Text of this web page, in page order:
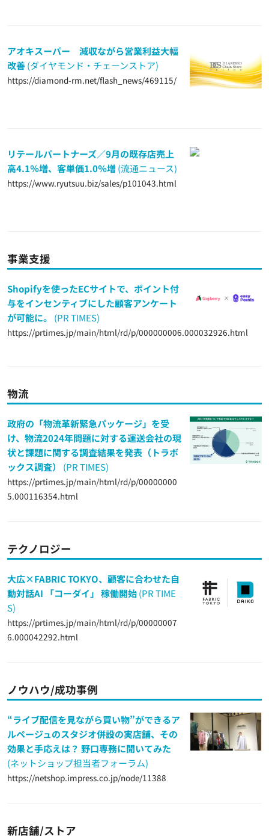
アオキスーパー 減収ながら営業利益大幅
改善(ダイヤモンド・チェーンストア)
https://diamond-rm.net/flash_news/469115/
リテールパートナーズ／9月の既存店売上
高4.1％増、客単価1.0％増 (流通ニュース)
https://www.ryutsuu.biz/sales/p101043.html
事業支援
Shopifyを使ったECサイトで、ポイント付
与をインセンティブにした顧客アンケート
が可能に。
(PR TIMES)
https://prtimes.jp/main/html/rd/p/000000006.000032926.html
物流
政府の「物流革新緊急パッケージ」を受
け、物流2024年問題に対する運送会社の現
状と課題に関する調査結果を発表（トラボ
ックス調査）
(PR TIMES)
https://prtimes.jp/main/html/rd/p/00000000
5.000116354.html
テクノロジー
大広×FABRIC TOKYO、顧客に合わせた自
動対話AI 「コーダイ」 稼働開始(PR TIME
S)
https://prtimes.jp/main/html/rd/p/00000007
6.000042292.html
ノウハウ/成功事例
“ライブ配信を見ながら買い物”ができるア
ルページュのスタジオ併設の実店舗、その
効果と手応えは？ 野口専務に聞いてみた
(ネットショップ担当者フォーラム)
https://netshop.impress.co.jp/node/11388
新店舗/ストア